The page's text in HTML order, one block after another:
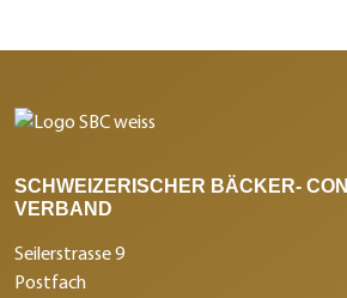
SCHWEIZERISCHER BÄCKER-
VERBAND
Seilerstrasse 9
Postfach